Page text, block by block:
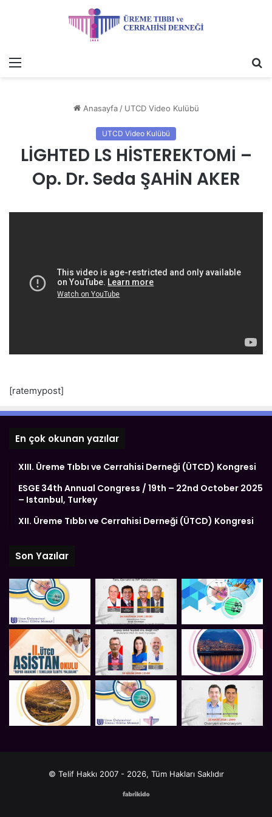
Menü
Anasayfa / UTCD Video Kulübü
UTCD Video Kulübü
LİGHTED LS HİSTEREKTOMİ –
Op. Dr. Seda ŞAHİN AKER
[ratemypost]
En çok okunan yazılar
XIII. Üreme Tıbbı ve Cerrahisi Derneği (ÜTCD) Kongresi
ESGE 34th Annual Congress / 19th – 22nd October 2025
– Istanbul, Turkey
XII. Üreme Tıbbı ve Cerrahisi Derneği (ÜTCD) Kongresi
Son Yazılar
© Telif Hakkı 2007 - 2026, Tüm Hakları Saklıdır